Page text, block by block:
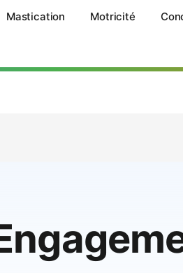
Mastication Motricité